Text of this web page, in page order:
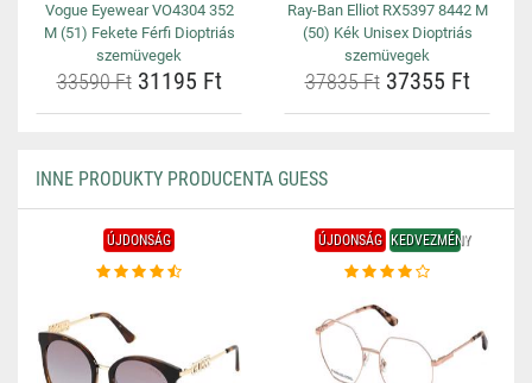
Vogue Eyewear VO4304 352
M (51) Fekete Férfi Dioptriás
szemüvegek
33590 Ft31195 Ft
Ray-Ban Elliot RX5397 8442 M
(50) Kék Unisex Dioptriás
szemüvegek
37835 Ft37355 Ft
INNE PRODUKTY PRODUCENTA GUESS
ÚJDONSÁG ÚJDONSÁG KEDVEZMÉNY